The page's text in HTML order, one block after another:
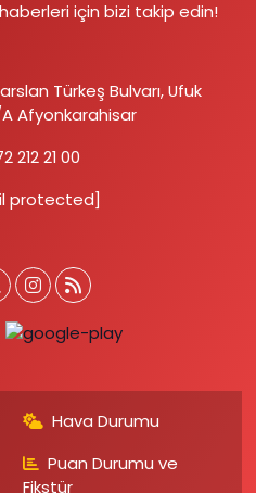
için bizi takip edin!
Türkeş Bulvarı, Ufuk
Afyonkarahisar
212 21 00
protected]
Hava Durumu
Puan Durumu ve
Fikstür